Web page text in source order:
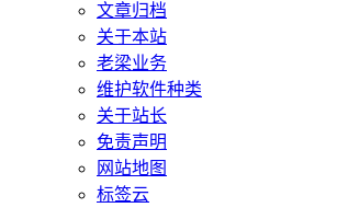
文章归档
关于本站
老梁业务
维护软件种类
关于站长
免责声明
网站地图
标签云